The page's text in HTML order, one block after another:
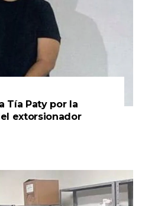
Tía Paty por la
extorsionador